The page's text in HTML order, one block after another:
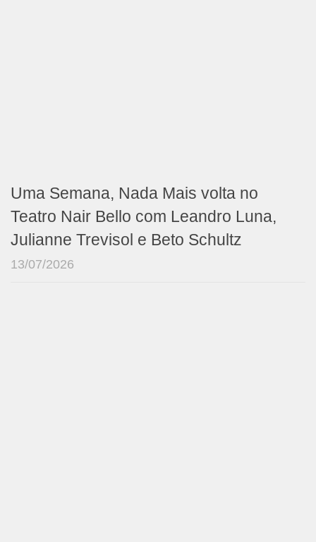
Uma Semana, Nada Mais volta no
Teatro Nair Bello com Leandro Luna,
Julianne Trevisol e Beto Schultz
13/07/2026